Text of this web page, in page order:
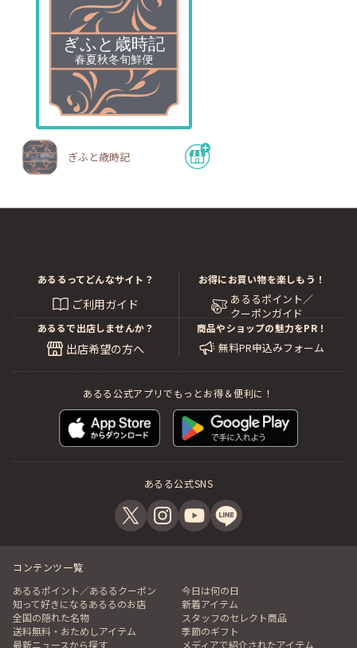
ぎふと歳時記
あるるってどんなサイト？
ご利用ガイド
お得にお買い物を楽しもう！
あるるポイント／
クーポンガイド
あるるで出店しませんか？
出店希望の方へ
商品やショップの魅力をPR！
無料PR申込みフォーム
あるる公式アプリでもっとお得＆便利に！
あるる公式SNS
コンテンツ一覧
あるるポイント／あるるクーポン
今日は何の日
知って好きになるあるるのお店
新着アイテム
全国の隠れた名物
スタッフのセレクト商品
送料無料・おためしアイテム
季節のギフト
最新ニュースから探す
メディアで紹介されたアイテム